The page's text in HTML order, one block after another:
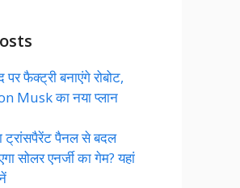
पर फैक्ट्री बनाएंगे रोबोट,
Musk का नया प्लान
ट्रांसपैरेंट पैनल से बदल
सोलर एनर्जी का गेम? यहां